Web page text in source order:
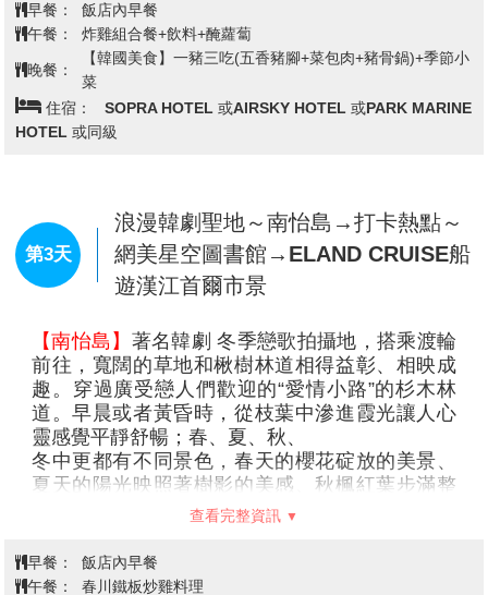
【橋村炸雞DIY體驗】結合品牌導覽與互動式炸雞
製作體驗，從品牌介紹、炸雞示範到實際參與醬
料塗抹與餐點組合，讓旅客以輕鬆方式認識韓式
炸雞文化。過程中可同步試吃現做餐點，體驗內
容豐富且具參與感，為行程增添不同的互動樂
遊樂大寶島，樂天世界是一座集遊樂﹑並具有文
化內涵的超大型城市休閒遊樂園。裹面有世界最
大的室內主題樂園《驚險樂天世界》、漂浮湖水
中《魔術島》；此外還有民俗館、劇場電影院、
樂部、百貨公司、購物商店、超市等。以驚險神
祕為主題的《驚險樂天世界》和《魔術島》擁有
30餘種尖端遊樂設備供旅客盡情玩樂及魔術劇場
大型舞臺表演等，還有揉合自然及尖端科技表演
等，五光十色的迪士尼世界讓人回味無窮。
查看完整資訊
飯店內早餐
炸雞組合餐+飲料+醃蘿蔔
晚餐：
菜
住宿：
SOPRA HOTEL 或AIRSKY HOTEL 或PARK MARINE
HOTEL 或同級
浪漫韓劇聖地～南怡島→打卡熱點～
網美星空圖書館→ELAND CRUISE船